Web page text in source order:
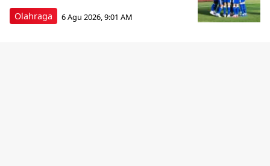
Olahraga 6 Agu 2026, 9:01 AM